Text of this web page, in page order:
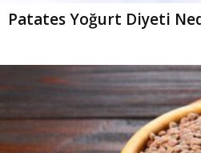
Patates Yoğurt Diyeti